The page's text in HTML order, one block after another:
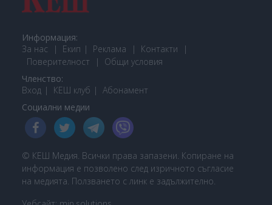
Информация:
За нас
Екип Реклама
Контакти
Поверителност
Общи условия
Членство:
Вход
КЕШ клуб Абонамент
Социални медии
© КЕШ Медия. Всички права запазени. Копиране на
информация е позволено след изричното съгласие
на медията. Ползването с линк е задължително.